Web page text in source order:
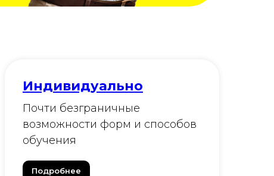
Индивидуально
Почти безграничные
возможности форм и способов
обучения
Подробнее